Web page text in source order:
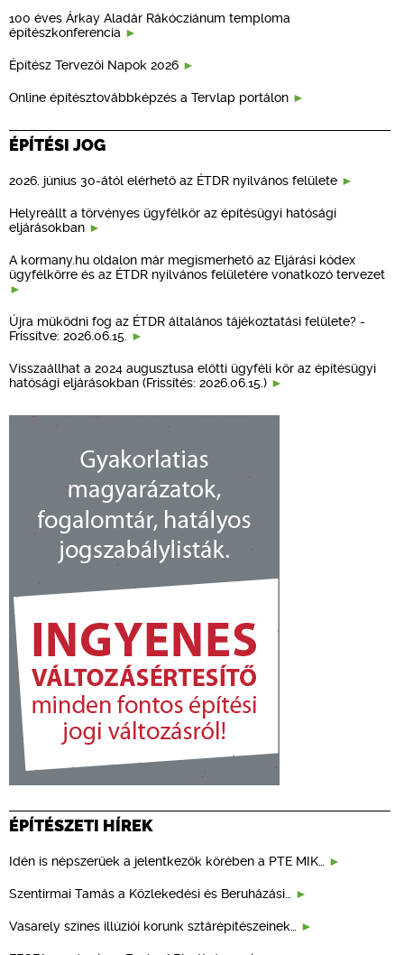
100 éves Árkay Aladár Rákócziánum temploma
építészkonferencia
Építész Tervezői Napok 2026
Online építésztovábbképzés a Tervlap portálon
ÉPÍTÉSI JOG
2026. június 30-ától elérhető az ÉTDR nyilvános felülete
Helyreállt a törvényes ügyfélkör az építésügyi hatósági
eljárásokban
A kormany.hu oldalon már megismerhető az Eljárási kódex
ügyfélkörre és az ÉTDR nyilvános felületére vonatkozó tervezet
Újra működni fog az ÉTDR általános tájékoztatási felülete? -
Frissítve: 2026.06.15.
Visszaállhat a 2024 augusztusa előtti ügyféli kör az építésügyi
hatósági eljárásokban (Frissítés: 2026.06.15.)
ÉPÍTÉSZETI HÍREK
Idén is népszerűek a jelentkezők körében a PTE MIK…
Szentirmai Tamás a Közlekedési és Beruházási…
Vasarely színes illúziói korunk sztárépítészeinek…